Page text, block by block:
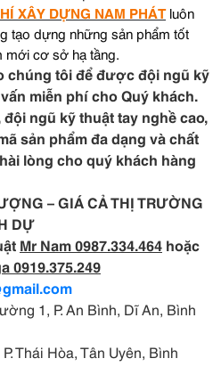
XÂY DỰNG NAM PHÁTluôn
tạo dựng những sản phẩm tốt
mới cơ sở hạ tầng.
tôi để được đội ngũ kỹ
miễn phí cho Quý khách.
kỹ thuật tay nghề cao,
sản phẩm đa dạng và chất
lòng cho quý khách hàng
– GIÁ CẢ THỊ TRƯỜNG
DỰ
Mr Nam 0987.334.464 hoặc
0919.375.249
1, P. An Bình, Dĩ An, Bình
Thái Hòa, Tân Uyên, Bình